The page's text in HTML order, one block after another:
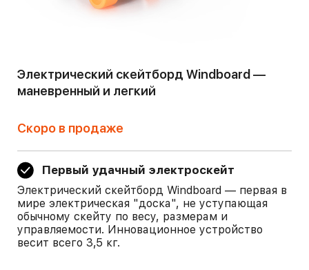
Электрический скейтборд Windboard —
маневренный и легкий
Скоро в продаже
Первый удачный электроскейт
Электрический скейтборд Windboard — первая в
мире электрическая "доска", не уступающая
обычному скейту по весу, размерам и
управляемости. Инновационное устройство
весит всего 3,5 кг.